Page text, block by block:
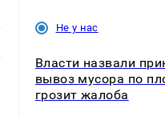
Не у нас
Власти назвали
вывоз мусора по
грозит жалоба